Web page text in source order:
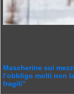
Mascherine sui
l’obbligo molti non
fragili”